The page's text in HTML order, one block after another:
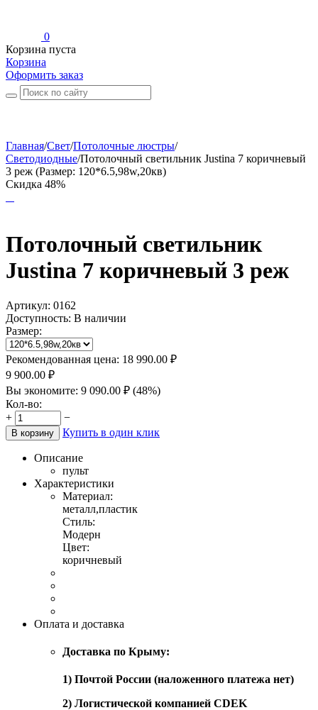
0
Корзина пуста
Корзина
Оформить заказ
Главная/Свет/Потолочные люстры/
Светодиодные/Потолочный светильник Justina 7 коричневый
3 реж (Размер: 120*6.5,98w,20кв)
Скидка 48%
Потолочный светильник
Justina 7 коричневый 3 реж
Артикул: 0162
Доступность: В наличии
Размер:
Рекомендованная цена: 18 990.00 ₽
9 900.00 ₽
Вы экономите: 9 090.00 ₽ (48%)
Кол-во:
+
−
В корзину Купить в один клик
Описание
пульт
Характеристики
Материал:
металл,пластик
Стиль:
Модерн
Цвет:
коричневый
Оплата и доставка
Доставка по Крыму:
1) Почтой России (наложенного платежа нет)
2) Логистической компанией CDEK